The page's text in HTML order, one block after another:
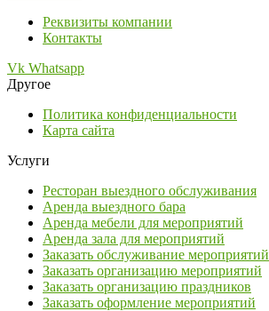
Реквизиты компании
Контакты
Vk Whatsapp
Другое
Политика конфиденциальности
Карта сайта
Услуги
Ресторан выездного обслуживания
Аренда выездного бара
Аренда мебели для мероприятий
Аренда зала для мероприятий
Заказать обслуживание мероприятий
Заказать организацию мероприятий
Заказать организацию праздников
Заказать оформление мероприятий